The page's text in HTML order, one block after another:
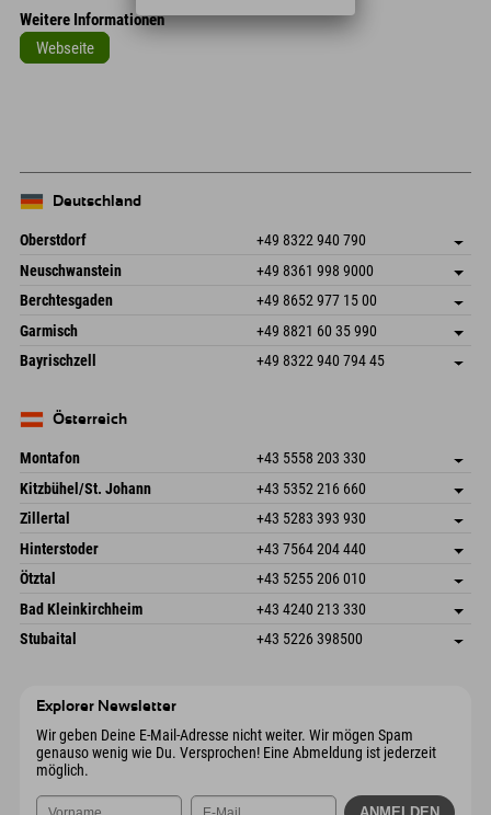
Weitere Informationen
Webseite
Deutschland
Oberstdorf +49 8322 940 790
An der Breitach 3
87538 Fischen I. Allgäu
Deutschland
Adresse speichern
Anreiseinfos
Buchen
Neuschwanstein +49 8361 998 9000
An der Riese 45
87484 Nesselwang im Allgäu
Deutschland
Adresse speichern
Buchen
Berchtesgaden +49 8652 977 15 00
Hofreitstr. 7
83471 Schönau am Königssee
Deutschland
Adresse speichern
Anreiseinfos
Buchen
Garmisch +49 8821 60 35 990
Frickenstraße 22
82490 Farchant
Adresse speichern
Bayrischzell +49 8322 940 794 45
Deutschland
Österreich
Montafon +43 5558 203 330
Dorfstr. 127b
6793 Gaschurn/Montafon
Österreich
Adresse speichern
Anreiseinfos
Buchen
Kitzbühel/St. Johann +43 5352 216 660
Speckbacherstraße 87
Österreich
Adresse speichern
Buchen
Zillertal +43 5283 393 930
Schmiedau 2
6272 Kaltenbach im Zillertal
Österreich
Adresse speichern
Anreiseinfos
Buchen
Hinterstoder +43 7564 204 440
Freizeitpark 10
Österreich
Adresse speichern
Buchen
Ötztal +43 5255 206 010
Gscheat 14
6441 Umhausen
Österreich
Adresse speichern
Anreiseinfos
Buchen
Bad Kleinkirchheim +43 4240 213 330
Dorfstraße 24
Adresse speichern
Stubaital +43 5226 398500
Explorer Newsletter
Wir geben Deine E-Mail-Adresse nicht weiter. Wir mögen Spam
genauso wenig wie Du. Versprochen! Eine Abmeldung ist jederzeit
möglich.